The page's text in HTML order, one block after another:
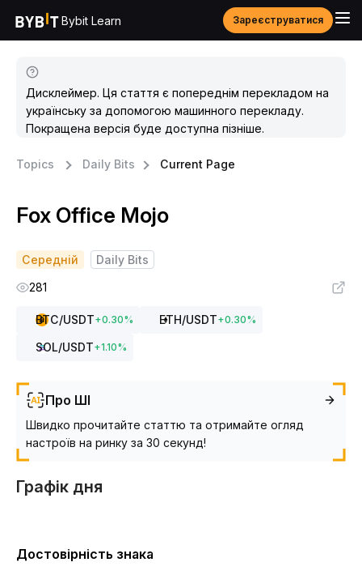
Bybit Learn Зареєструватися
Дисклеймер. Ця стаття є попереднім перекладом на
українську за допомогою машинного перекладу.
Покращена версія буде доступна пізніше.
Topics Daily Bits Current Page
Fox Office Mojo
Середній
Daily Bits
281
BTC/USDT+0.30% ETH/USDT+0.30%
SOL/USDT+1.10%
Про ШІ
Швидко прочитайте статтю та отримайте огляд
настроїв на ринку за 30 секунд!
Графік дня
Достовірність знака